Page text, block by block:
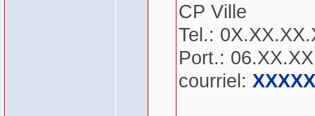
CP Ville
Tel.:
Port.:
courriel: